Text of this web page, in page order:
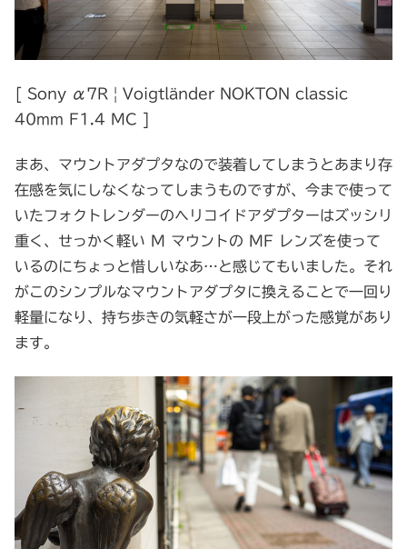
[ Sony α7R | Voigtländer NOKTON classic
40mm F1.4 MC ]
まあ、マウントアダプタなので装着してしまうとあまり存
在感を気にしなくなってしまうものですが、今まで使って
いたフォクトレンダーのヘリコイドアダプターはズッシリ
重く、せっかく軽い M マウントの MF レンズを使って
いるのにちょっと惜しいなあ…と感じてもいました。それ
がこのシンプルなマウントアダプタに換えることで一回り
軽量になり、持ち歩きの気軽さが一段上がった感覚があり
ます。